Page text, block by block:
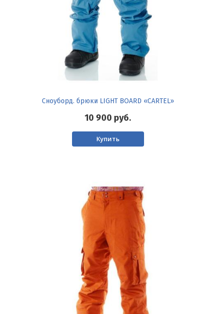
Сноуборд. брюки LIGHT BOARD «CARTEL»
10 900 руб.
Купить